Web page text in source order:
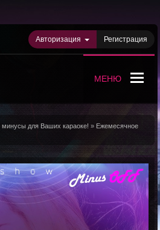
Авторизация Регистрация
МЕНЮ
минусы для Ваших караоке! » Ежемесячное